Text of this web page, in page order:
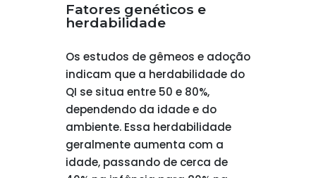
Fatores genéticos e
herdabilidade
Os estudos de gêmeos e adoção
indicam que a herdabilidade do
QI se situa entre 50 e 80%,
dependendo da idade e do
ambiente. Essa herdabilidade
geralmente aumenta com a
idade, passando de cerca de